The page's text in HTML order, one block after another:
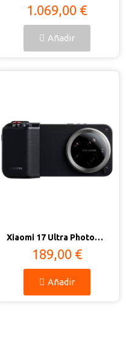
1.069,00 €
Añadir
Vista rápida Xiaomi 17 Ultra Photography Kit Pro
189,00 €
Añadir